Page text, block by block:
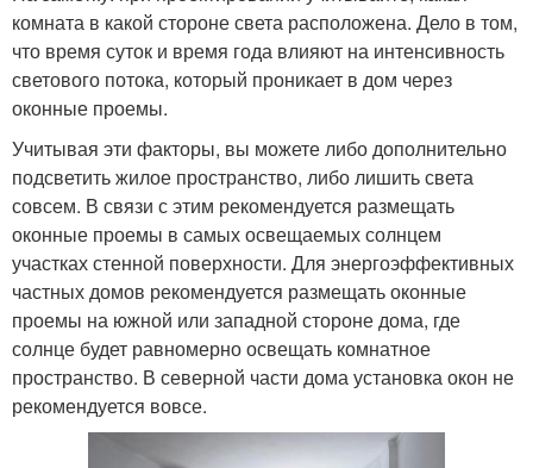
комната в какой стороне света расположена. Дело в том,
что время суток и время года влияют на интенсивность
светового потока, который проникает в дом через
оконные проемы.
Учитывая эти факторы, вы можете либо дополнительно
подсветить жилое пространство, либо лишить света
совсем. В связи с этим рекомендуется размещать
оконные проемы в самых освещаемых солнцем
участках стенной поверхности. Для энергоэффективных
частных домов рекомендуется размещать оконные
проемы на южной или западной стороне дома, где
солнце будет равномерно освещать комнатное
пространство. В северной части дома установка окон не
рекомендуется вовсе.